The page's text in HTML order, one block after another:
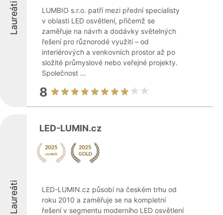
Laureáti
LUMBIO s.r.o. patří mezi přední specialisty
v oblasti LED osvětlení, přičemž se
zaměřuje na návrh a dodávky světelných
řešení pro různorodé využití – od
interiérových a venkovních prostor až po
složité průmyslové nebo veřejné projekty.
Společnost ...
8
Laureáti
LED-LUMIN.cz
LED-LUMIN.cz působí na českém trhu od
roku 2010 a zaměřuje se na kompletní
řešení v segmentu moderního LED osvětlení